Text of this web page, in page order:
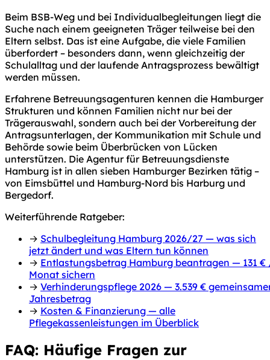
Beim BSB-Weg und bei Individualbegleitungen liegt die
Suche nach einem geeigneten Träger teilweise bei den
Eltern selbst. Das ist eine Aufgabe, die viele Familien
überfordert – besonders dann, wenn gleichzeitig der
Schulalltag und der laufende Antragsprozess bewältigt
werden müssen.
Erfahrene Betreuungsagenturen kennen die Hamburger
Strukturen und können Familien nicht nur bei der
Trägerauswahl, sondern auch bei der Vorbereitung der
Antragsunterlagen, der Kommunikation mit Schule und
Behörde sowie beim Überbrücken von Lücken
unterstützen. Die Agentur für Betreuungsdienste
Hamburg ist in allen sieben Hamburger Bezirken tätig –
von Eimsbüttel und Hamburg-Nord bis Harburg und
Bergedorf.
Weiterführende Ratgeber:
→ Schulbegleitung Hamburg 2026/27 — was sich
jetzt ändert und was Eltern tun können
→ Entlastungsbetrag Hamburg beantragen — 131 €
Monat sichern
→ Verhinderungspflege 2026 — 3.539 €
Jahresbetrag
→ Kosten & Finanzierung — alle
Pflegekassenleistungen im Überblick
FAQ: Häufige Fragen zur